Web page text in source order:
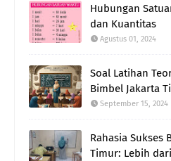
Hubungan
dan Kuantitas
Agustus 01, 2024
Soal Latihan
Bimbel Jakarta
September 15, 2024
Rahasia Sukses
Timur: Lebih